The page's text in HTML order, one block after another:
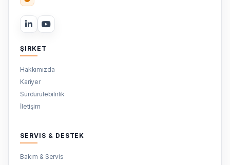
ŞIRKET
Hakkımızda
Kariyer
Sürdürülebilirlik
İletişim
SERVIS & DESTEK
Bakım & Servis